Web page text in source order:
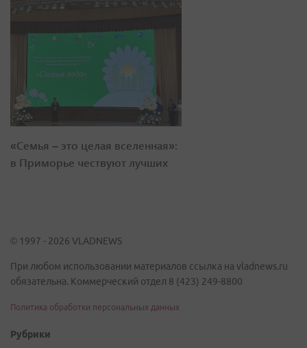
«Семья – это целая вселенная»:
в Приморье чествуют лучших
© 1997 - 2026 VLADNEWS
При любом использовании материалов ссылка на vladnews.ru
обязательна. Коммерческий отдел 8 (423) 249-8800
Политика обработки персональных данных
Рубрики